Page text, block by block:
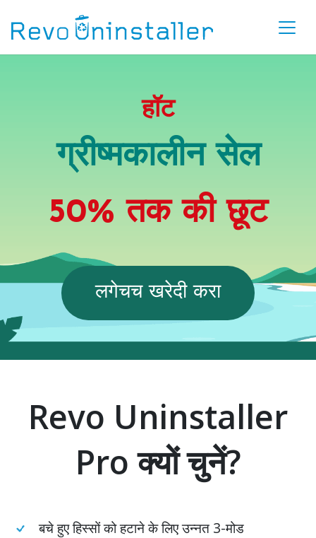
हॉट
ग्रीष्मकालीन सेल
50% तक की छूट
लगेचच खरेदी करा
Revo Uninstaller
Pro क्यों चुनें?
बचे हुए हिस्सों को हटाने के लिए उन्नत 3-मोड